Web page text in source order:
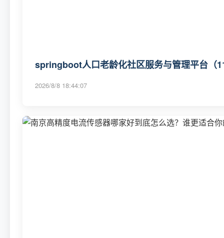
springboot人口老龄化社区服务与管理平台（
2026/8/8 18:44:07